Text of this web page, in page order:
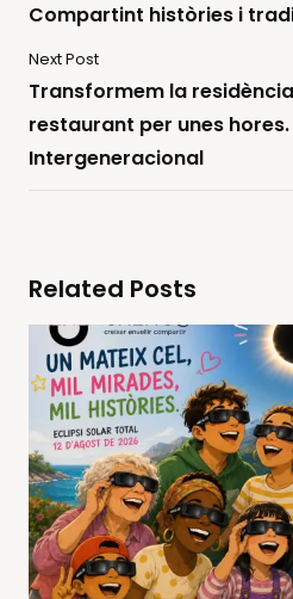
Compartint històries i
Next Post
Transformem la
restaurant per unes hores.
Intergeneracional
Related Posts